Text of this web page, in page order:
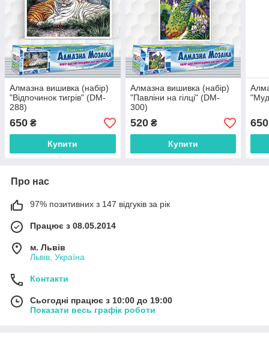
Алмазна вишивка (набір)
"Відпочинок тигрів" (DM-
288)
650 ₴
Купити
Алмазна вишивка (набір)
"Павліни на гілці" (DM-
300)
520₴
Купити
650
Про нас
97% позитивних з 147 відгуків за рік
Працює з 08.05.2014
м. Львів
Львів, Україна
Контакти
Сьогодні працює з 10:00 до 19:00
Показати весь графік роботи